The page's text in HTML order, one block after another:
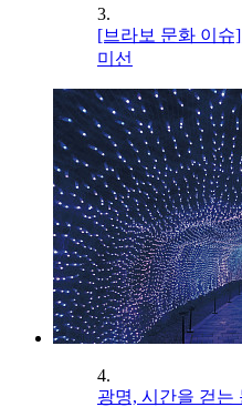
3.
[브라보 문화 이슈
미선
4.
광명, 시간을 걷는